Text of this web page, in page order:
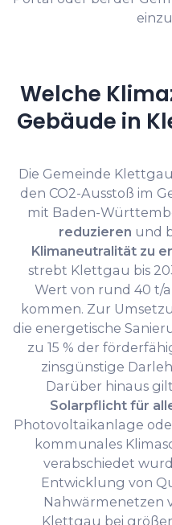
Welche
Gebäude in
Die Gemeinde
den CO2-Ausstoß im
mit Baden-
reduzieren und
Klimaneutralität zu
strebt Klettgau bis
Wert von rund 40 t/
kommen. Zur
die energetische
zu 15 % der
zinsgünstige
Darüber hinaus
Solarpflicht für
Photovoltaikanlage
kommunales
verabschiedet
Entwicklung von
Nahwärmenetzen
Klettgau bei